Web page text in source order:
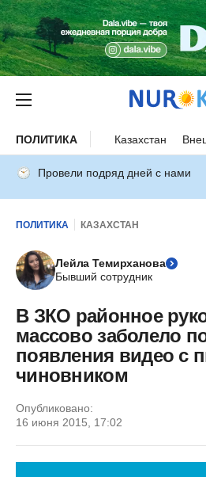
ПОЛИТИКА Казахстан
Провели подряд дней с нами
ПОЛИТИКА КАЗАХСТАН
Лейла Темирханова
Бывший сотрудник
В ЗКО районное
массово заболело
появления видео с
чиновником
Опубликовано:
16 июня 2015, 17:02